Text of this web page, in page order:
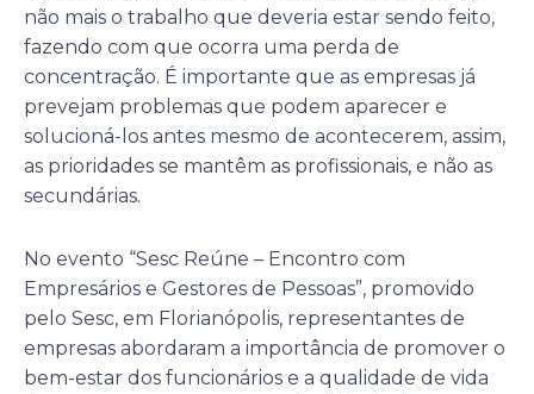
não mais o trabalho que deveria estar sendo feito,
fazendo com que ocorra uma perda de
concentração. É importante que as empresas já
prevejam problemas que podem aparecer e
solucioná-los antes mesmo de acontecerem, assim,
as prioridades se mantêm as profissionais, e não as
secundárias.
No evento “Sesc Reúne – Encontro com
Empresários e Gestores de Pessoas”, promovido
pelo Sesc, em Florianópolis, representantes de
empresas abordaram a importância de promover o
bem-estar dos funcionários e a qualidade de vida